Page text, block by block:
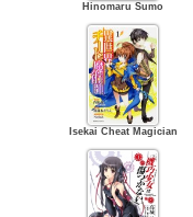
Hinomaru Sumo
Isekai Cheat Magician